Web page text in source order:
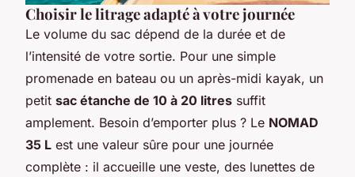
Choisir le litrage adapté à votre journée
Le volume du sac dépend de la durée et de
l’intensité de votre sortie. Pour une simple
promenade en bateau ou un après-midi kayak, un
petit sac étanche de 10 à 20 litres suffit
amplement. Besoin d’emporter plus ? Le NOMAD
35 L est une valeur sûre pour une journée
complète : il accueille une veste, des lunettes de